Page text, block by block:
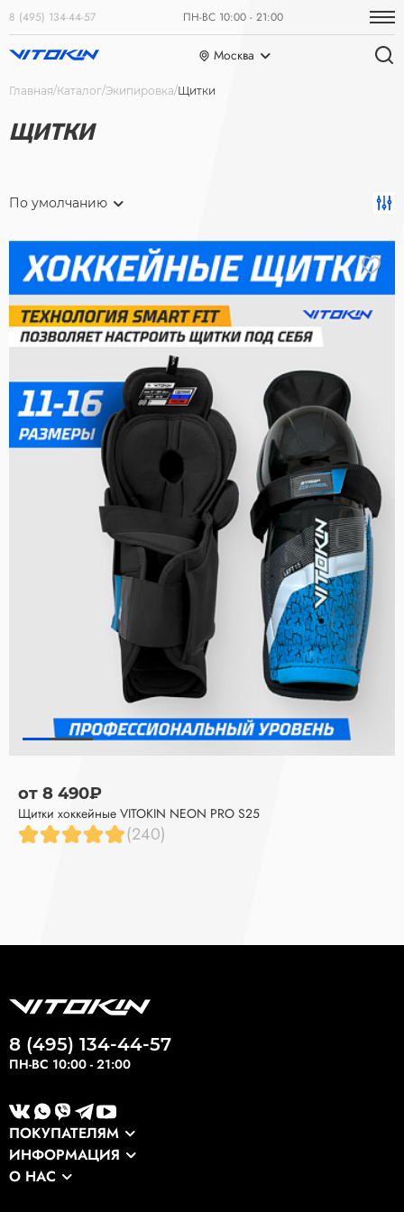
8 (495) 134-44-57 ПН-ВС 10:00 - 21:00
Москва
Главная Каталог Экипировка Щитки
ЩИТКИ
По умолчанию
от 8 490₽
Щитки хоккейные VITOKIN NEON PRO S25
(240)
ПОКУПАТЕЛЯМ
Каталог
ИНФОРМАЦИЯ
Оптовикам
О НАС
8 (495) 134-44-57
ПН-ВС 10:00 - 21:00